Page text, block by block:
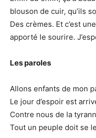
blouson de cuir, qu’ils
Des crèmes. Et c’est
apporté le sourire.
Les paroles
Allons enfants de mon
Le jour d’espoir est
Contre nous de la
Tout un peuple doit se